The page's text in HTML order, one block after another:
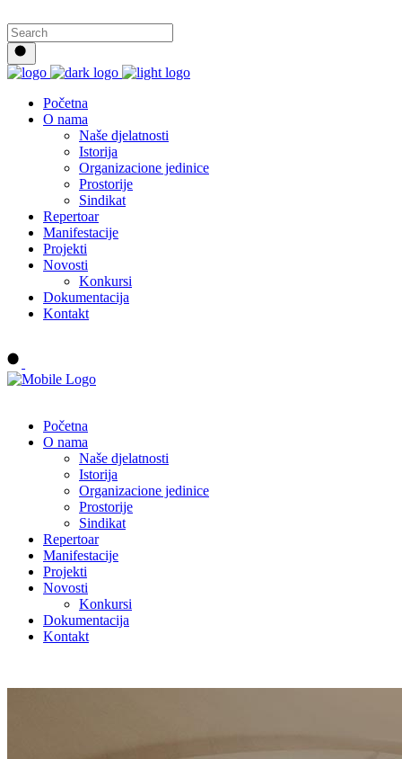
Početna
O nama
Naše djelatnosti
Istorija
Organizacione jedinice
Prostorije
Sindikat
Repertoar
Manifestacije
Projekti
Novosti
Konkursi
Dokumentacija
Kontakt
Početna
O nama
Naše djelatnosti
Istorija
Organizacione jedinice
Prostorije
Sindikat
Repertoar
Manifestacije
Projekti
Novosti
Konkursi
Dokumentacija
Kontakt